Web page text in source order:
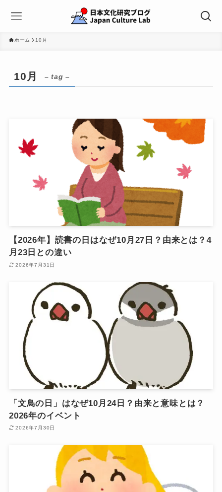
ホーム 10月
10月 – tag –
【2026年】読書の日はなぜ10月27日？由来とは？4
月23日との違い
2026年7月31日
「文鳥の日」はなぜ10月24日？由来と意味とは？
2026年のイベント
2026年7月30日